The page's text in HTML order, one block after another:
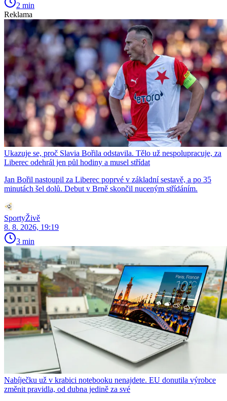
2 min
Reklama
Ukazuje se, proč Slavia Bořila odstavila. Tělo už nespolupracuje, za
Liberec odehrál jen půl hodiny a musel střídat
Jan Bořil nastoupil za Liberec poprvé v základní sestavě, a po 35
minutách šel dolů. Debut v Brně skončil nuceným střídáním.
SportyŽivě
8. 8. 2026, 19:19
3 min
Nabíječku už v krabici notebooku nenajdete. EU donutila výrobce
změnit pravidla, od dubna jedině za své